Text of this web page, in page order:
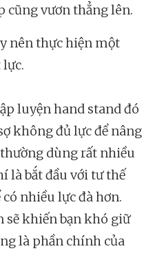
cũng vươn thẳng lên.
nên thực hiện một
lực.
luyện hand stand đó
không đủ lực để nâng
dùng rất nhiều
là bắt đầu với tư thế
nhiều lực đà hơn.
sẽ khiến bạn khó giữ
là phần chính của